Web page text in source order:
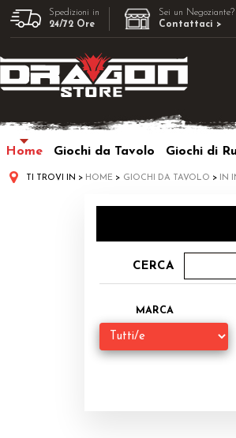
Spedizioni in
24/72 Ore
Sei un Negoziante?
Contattaci >
Home Giochi da Tavolo Giochi di
TI TROVI IN HOME GIOCHI DA TAVOLO IN
CERCA
MARCA